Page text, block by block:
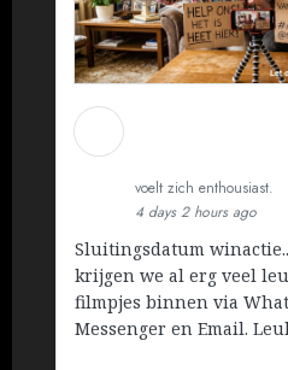
voelt zich enthousiast.
4 days 2 hours ago
Sluitingsdatum
krijgen we al erg veel
filmpjes binnen via
Messenger en Email.